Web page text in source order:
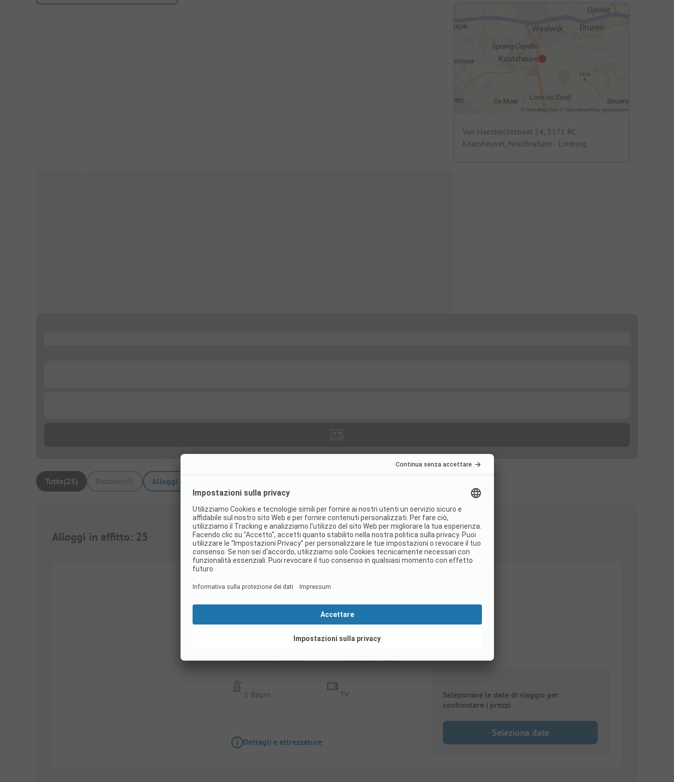
Van Haestrechtstraat 24, 5171 RC
Kaatsheuvel, Nordbrabant - Limburg
Tutto(25) Alloggi in affitto
Alloggi in affitto: 25 1/22
Alloggio In Affitto
1 Bagni TV
Dettagli e attrezzature
Selezionare le date di viaggio per
confrontare i prezzi
Seleziona date